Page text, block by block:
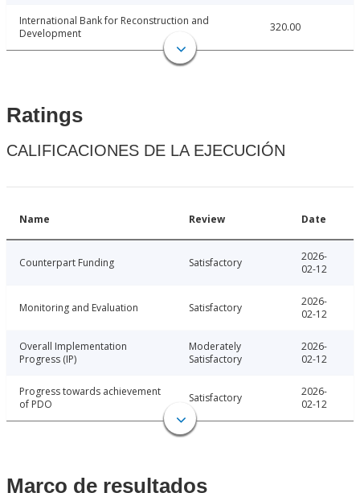
International Bank for Reconstruction and
Development
320.00
Ratings
CALIFICACIONES DE LA EJECUCIÓN
Name Review Date
Counterpart Funding Satisfactory
2026-
02-12
Monitoring and Evaluation Satisfactory
2026-
02-12
Overall Implementation
Progress (IP)
Moderately
Satisfactory
2026-
02-12
Progress towards achievement
of PDO
Satisfactory
2026-
02-12
Marco de resultados